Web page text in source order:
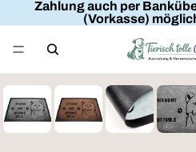
Zahlung auch per
(Vorkasse)
HIER WOHNT
HUNDENAME
MIT FAMILIE
FAMILIENNAME